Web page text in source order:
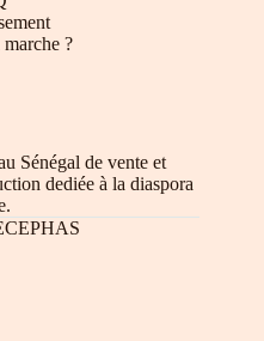
?
Sénégal de vente et
dediée à la diaspora